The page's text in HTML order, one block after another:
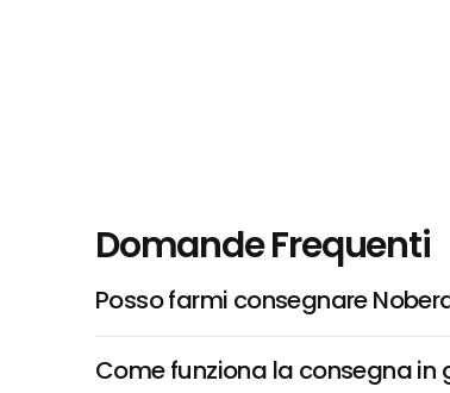
Domande Frequenti
Posso farmi consegnare
Come funziona la consegna in